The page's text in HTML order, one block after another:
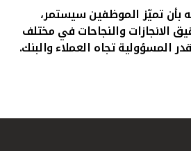
بأن تميّز الموظفين سيستمر،
الانجازات والنجاحات في مختلف
المسؤولية تجاه العملاء والبنك.